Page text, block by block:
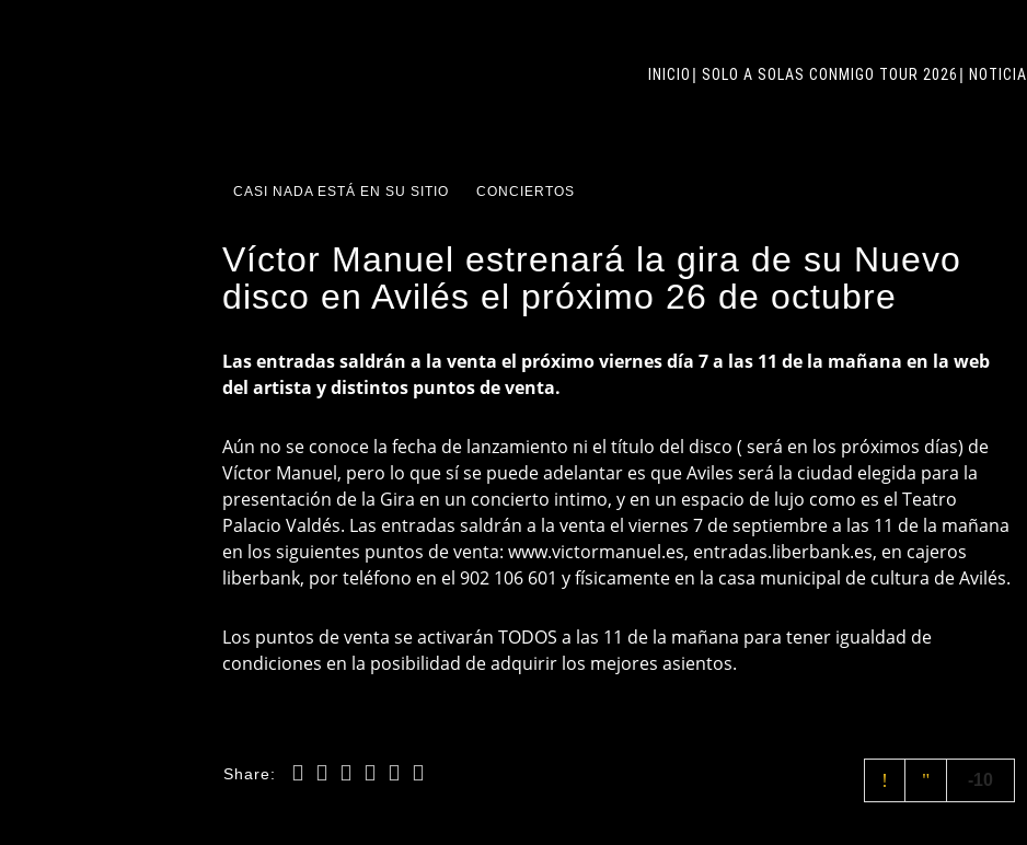
INICIO SOLO A SOLAS CONMIGO TOUR 2026
CASI NADA ESTÁ EN SU SITIO CONCIERTOS
Víctor Manuel estrenará la gira de su Nuevo
disco en Avilés el próximo 26 de octubre
Las entradas saldrán a la venta el próximo viernes día 7 a las 11 de la mañana en la web
del artista y distintos puntos de venta.
Aún no se conoce la fecha de lanzamiento ni el título del disco ( será en los próximos días) de
Víctor Manuel, pero lo que sí se puede adelantar es que Aviles será la ciudad elegida para la
presentación de la Gira en un concierto intimo, y en un espacio de lujo como es el Teatro
Palacio Valdés. Las entradas saldrán a la venta el viernes 7 de septiembre a las 11 de la mañana
en los siguientes puntos de venta: www.victormanuel.es, entradas.liberbank.es, en cajeros
liberbank, por teléfono en el 902 106 601 y físicamente en la casa municipal de cultura de Avilés.
Los puntos de venta se activarán TODOS a las 11 de la mañana para tener igualdad de
condiciones en la posibilidad de adquirir los mejores asientos.
Share: -10